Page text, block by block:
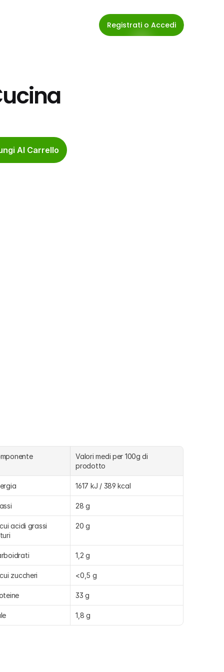
Registrati o Accedi
Al Carrello
Valori medi per 100g di
prodotto
1617 kJ / 389 kcal
28 g
acidi grassi
20 g
1,2 g
zuccheri <0,5 g
33 g
1,8 g